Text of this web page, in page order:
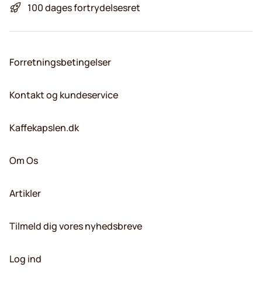
100 dages fortrydelsesret
Forretningsbetingelser
Kontakt og kundeservice
Kaffekapslen.dk
Om Os
Artikler
Tilmeld dig vores nyhedsbreve
Log ind